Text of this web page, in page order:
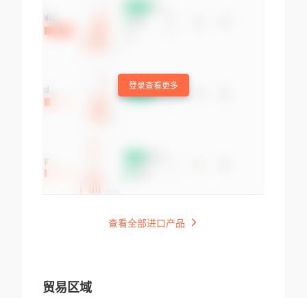
登录查看更多
查看全部进口产品
贸易区域